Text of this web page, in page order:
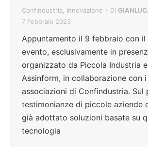
Confindustria Innovazione Di
7 Febbraio 2023
Appuntamento il 9 febbraio con il
evento, esclusivamente in
organizzato da Piccola Industria
Assinform, in collaborazione con
associazioni di Confindustria. Sul
testimonianze di piccole aziende
già adottato soluzioni basate su
tecnologia